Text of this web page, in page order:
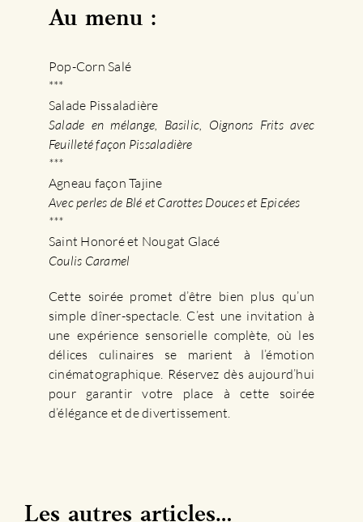
Au menu :
Pop-Corn Salé
***
Salade Pissaladière
Salade en mélange, Basilic, Oignons Frits avec
Feuilleté façon Pissaladière
***
Agneau façon Tajine
Avec perles de Blé et Carottes Douces et Epicées
***
Saint Honoré et Nougat Glacé
Coulis Caramel
Cette soirée promet d’être bien plus qu’un
simple dîner-spectacle. C’est une invitation à
une expérience sensorielle complète, où les
délices culinaires se marient à l’émotion
cinématographique. Réservez dès aujourd’hui
pour garantir votre place à cette soirée
d’élégance et de divertissement.
Les autres articles…